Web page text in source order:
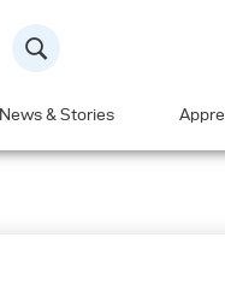
News & Stories